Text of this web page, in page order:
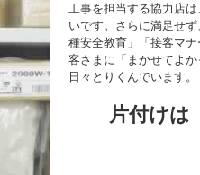
工事を担当する協力店
いです。さらに満足せ
種安全教育」「接客マ
客さまに「まかせてよ
日々とりくんでいます。
片付け